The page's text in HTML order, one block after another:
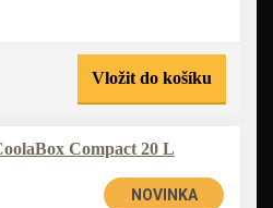
Vložit do košíku
Compact 20 L
NOVINKA